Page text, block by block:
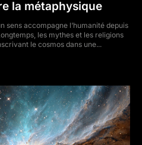
la métaphysique
sens accompagne l’humanité depuis
les mythes et les religions
le cosmos dans une...